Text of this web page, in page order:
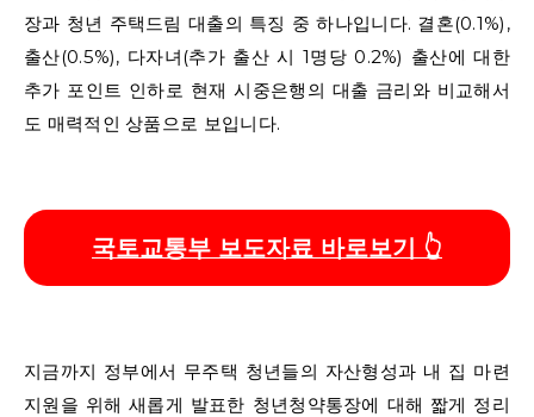
장과 청년 주택드림 대출의 특징 중 하나입니다. 결혼(0.1%),
출산(0.5%), 다자녀(추가 출산 시 1명당 0.2%) 출산에 대한
추가 포인트 인하로 현재 시중은행의 대출 금리와 비교해서
도 매력적인 상품으로 보입니다.
국토교통부 보도자료 바로보기 👆
지금까지 정부에서 무주택 청년들의 자산형성과 내 집 마련
지원을 위해 새롭게 발표한 청년청약통장에 대해 짧게 정리